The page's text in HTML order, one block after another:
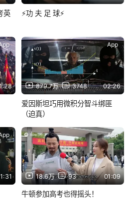
英
⚡功 夫 足 球⚡
879.7万 3748 02:26
App
爱因斯坦巧用微积分智斗绑匪
（迫真）
18.6万 93 01:09
App
牛顿参加高考也得摇头！